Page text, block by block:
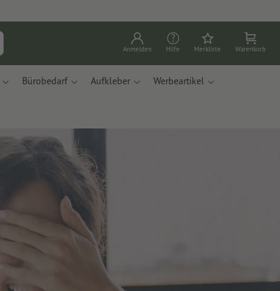
Anmelden Hilfe Merkliste Warenkorb
Bürobedarf Aufkleber Werbeartikel